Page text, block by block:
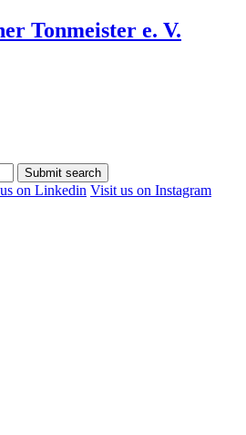
Tonmeister e. V.
Submit search
on Linkedin Visit us on Instagram